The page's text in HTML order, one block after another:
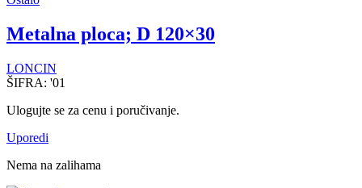
Metalna ploca; D 120×30
LONCIN
ŠIFRA: '01
Ulogujte se za cenu i poručivanje.
Uporedi
Nema na zalihama